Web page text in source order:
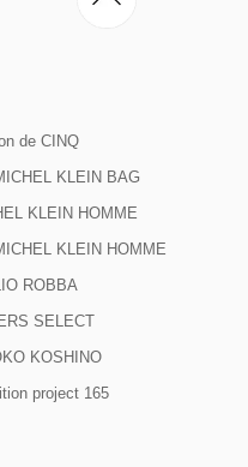
de CINQ
KLEIN BAG
KLEIN HOMME
KLEIN HOMME
ROBBA
SELECT
KOSHINO
project 165